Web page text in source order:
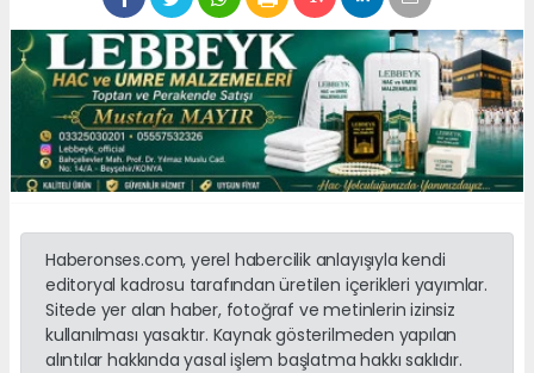
Haberonses.com, yerel habercilik anlayışıyla kendi
editoryal kadrosu tarafından üretilen içerikleri yayımlar.
Sitede yer alan haber, fotoğraf ve metinlerin izinsiz
kullanılması yasaktır. Kaynak gösterilmeden yapılan
alıntılar hakkında yasal işlem başlatma hakkı saklıdır.